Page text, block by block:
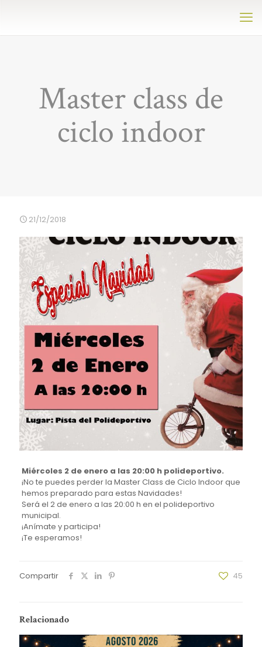
Master class de
ciclo indoor
21/12/2018
Miércoles 2 de enero a las 20:00 h polideportivo.
¡No te puedes perder la Master Class de Ciclo Indoor que
hemos preparado para estas Navidades!
Será el 2 de enero a las 20:00 h en el polideportivo
municipal.
¡Anímate y participa!
¡Te esperamos!
Compartir 45
Relacionado